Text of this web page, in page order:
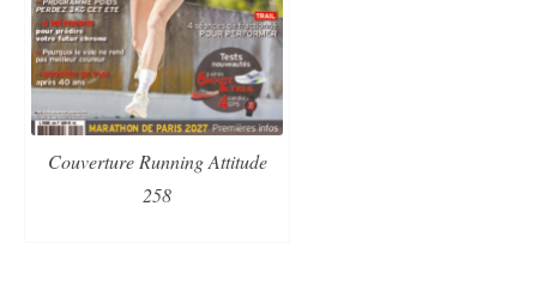
Couverture Running Attitude
258